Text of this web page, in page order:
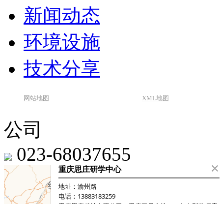
新闻动态
环境设施
技术分享
网站地图 XML地图
公司
023-68037655